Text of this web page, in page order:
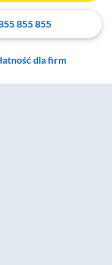
855 855
dla firm